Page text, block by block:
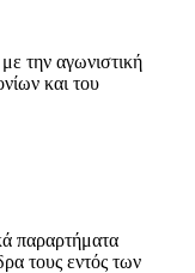
την αγωνιστική
και του
παραρτήματα
τους εντός των